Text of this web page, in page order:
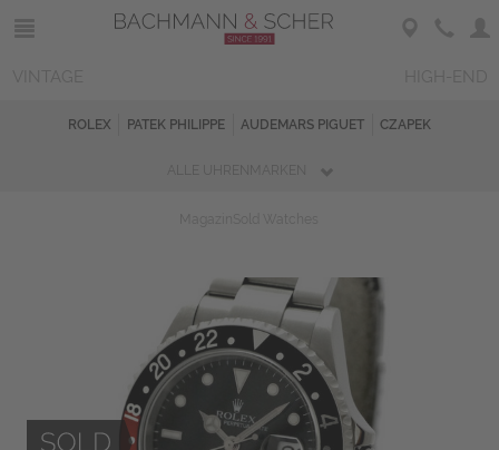
ROLEX PATEK PHILIPPE AUDEMARS PIGUET CZAPEK